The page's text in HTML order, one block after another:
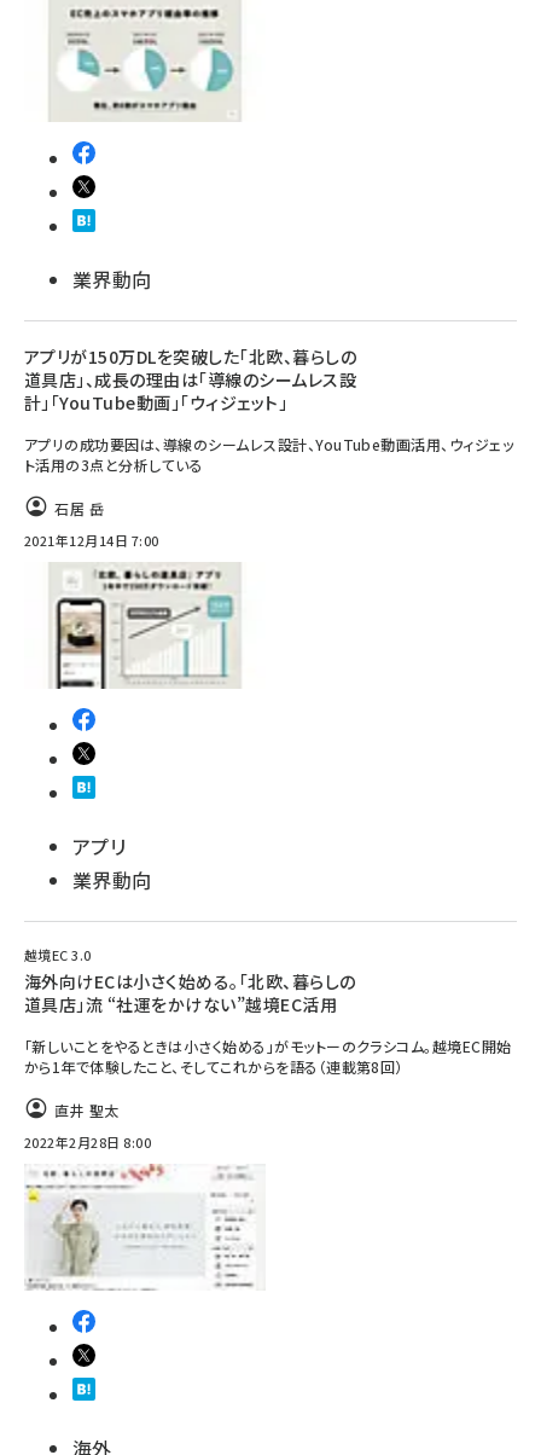
業界動向
アプリが150万DLを突破した「北欧、暮らしの
道具店」、成長の理由は「導線のシームレス設
計」「YouTube動画」「ウィジェット」
アプリの成功要因は、導線のシームレス設計、YouTube動画活用、ウィジェッ
ト活用の3点と分析している
石居 岳
2021年12月14日 7:00
アプリ
業界動向
越境EC 3.0
海外向けECは小さく始める。「北欧、暮らしの
道具店」流 “社運をかけない”越境EC活用
「新しいことをやるときは小さく始める」がモットーのクラシコム。越境EC開始
から1年で体験したこと、そしてこれからを語る（連載第8回）
直井 聖太
2022年2月28日 8:00
海外